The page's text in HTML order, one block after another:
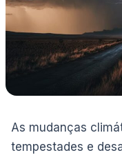
As mudanças
tempestades e